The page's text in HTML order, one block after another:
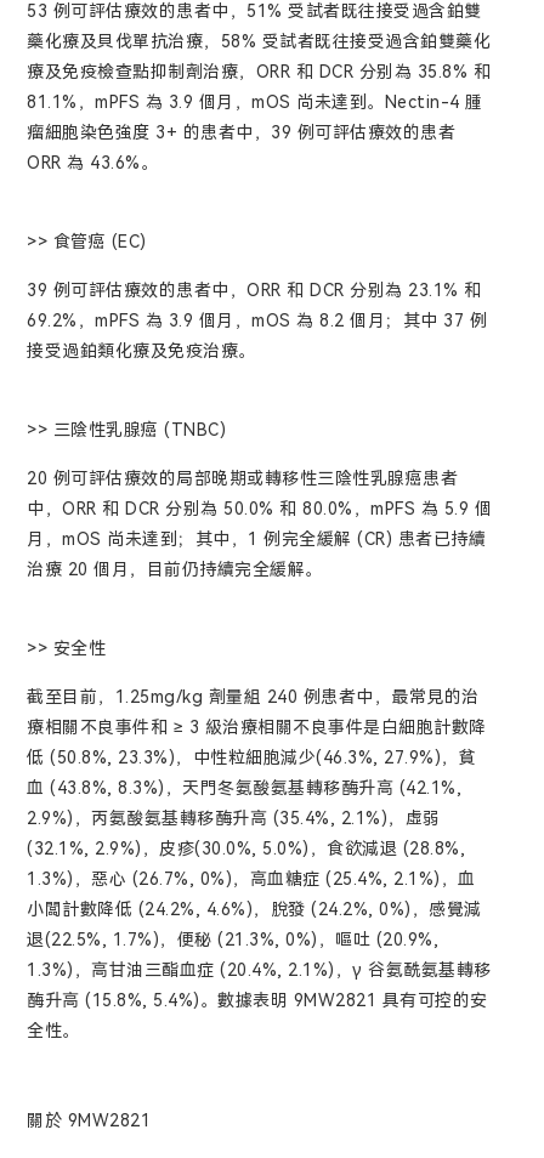
53 例可評估療效的患者中，51% 受試者既往接受過含鉑雙
藥化療及貝伐單抗治療，58% 受試者既往接受過含鉑雙藥化
療及免疫檢查點抑制劑治療，ORR 和 DCR 分别為 35.8% 和
81.1%，mPFS 為 3.9 個月，mOS 尚未達到。Nectin-4 腫
瘤細胞染色強度 3+ 的患者中，39 例可評估療效的患者
ORR 為 43.6%。
>> 食管癌 (EC)
39 例可評估療效的患者中，ORR 和 DCR 分别為 23.1% 和
69.2%，mPFS 為 3.9 個月，mOS 為 8.2 個月；其中 37 例
接受過鉑類化療及免疫治療。
>> 三陰性乳腺癌 (TNBC)
20 例可評估療效的局部晚期或轉移性三陰性乳腺癌患者
中，ORR 和 DCR 分别為 50.0% 和 80.0%，mPFS 為 5.9 個
月，mOS 尚未達到；其中，1 例完全緩解 (CR) 患者已持續
治療 20 個月，目前仍持續完全緩解。
>> 安全性
截至目前，1.25mg/kg 劑量組 240 例患者中，最常見的治
療相關不良事件和 ≥ 3 級治療相關不良事件是白細胞計數降
低 (50.8%, 23.3%)，中性粒細胞減少(46.3%, 27.9%)，貧
血 (43.8%, 8.3%)，天門冬氨酸氨基轉移酶升高 (42.1%,
2.9%)，丙氨酸氨基轉移酶升高 (35.4%, 2.1%)，虛弱
(32.1%, 2.9%)，皮疹(30.0%, 5.0%)，食欲減退 (28.8%,
1.3%)，惡心 (26.7%, 0%)，高血糖症 (25.4%, 2.1%)，血
小闆計數降低 (24.2%, 4.6%)，脫發 (24.2%, 0%)，感覺減
退(22.5%, 1.7%)，便秘 (21.3%, 0%)，嘔吐 (20.9%,
1.3%)，高甘油三酯血症 (20.4%, 2.1%)，γ 谷氨酰氨基轉移
酶升高 (15.8%, 5.4%)。數據表明 9MW2821 具有可控的安
全性。
關於 9MW2821